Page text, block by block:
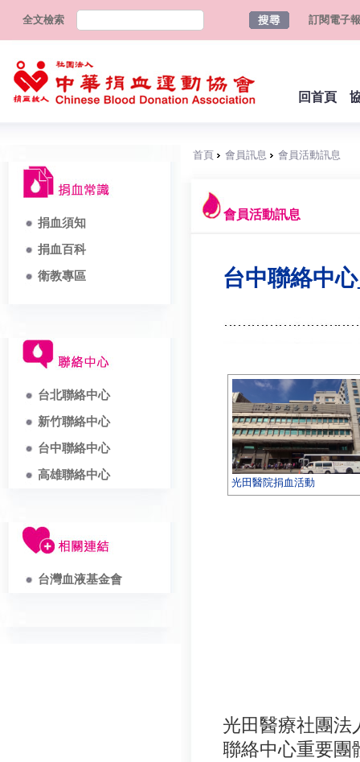
全文檢索 訂閱電子報
回首頁
捐血須知
捐血百科
衛教專區
台北聯絡中心
新竹聯絡中心
台中聯絡中心
高雄聯絡中心
台灣血液基金會
首頁 會員訊息 會員活動訊息
會員活動訊息
台中聯絡中
光田醫院捐血活動
光田醫療社團法
聯絡中心重要團